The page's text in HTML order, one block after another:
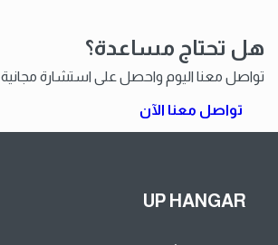
هل تحتاج مساعدة؟
تواصل معنا اليوم واحصل على استشارة مجانية
تواصل معنا الآن
UP HANGAR